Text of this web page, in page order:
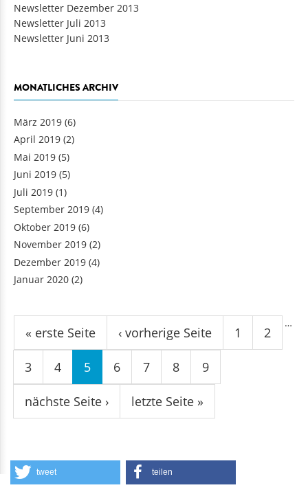
Newsletter Dezember 2013
Newsletter Juli 2013
Newsletter Juni 2013
MONATLICHES ARCHIV
März 2019 (6)
April 2019 (2)
Mai 2019 (5)
Juni 2019 (5)
Juli 2019 (1)
September 2019 (4)
Oktober 2019 (6)
November 2019 (2)
Dezember 2019 (4)
Januar 2020 (2)
Seiten
« erste Seite ‹ vorherige Seite 1 2
3 4 5 6 7 8 9
…
nächste Seite › letzte Seite »
tweet teilen